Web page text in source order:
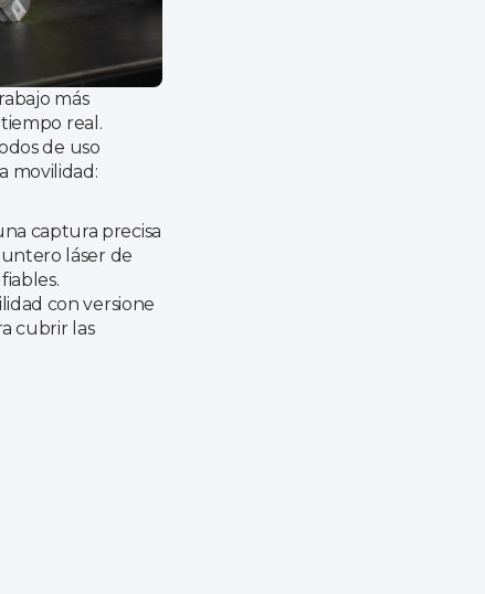
más
real.
de uso
movilidad:
captura precisa
láser de
con versione
cubrir las